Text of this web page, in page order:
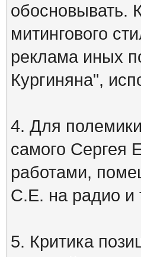
обосновывать.
митингового
реклама иных
Кургиняна",
4. Для
самого Сергея
работами,
С.Е. на радио и
5. Критика